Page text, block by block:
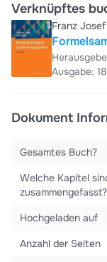
Verknüpftes
Franz
Ausgabe: 18
Dokument
Gesamtes Buch?
Welche Kapitel
zusammengefasst?
Hochgeladen auf
Anzahl der Seiten